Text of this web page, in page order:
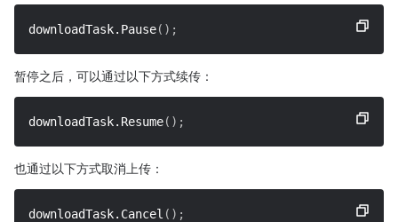
downloadTask.Pause( ) ;
暂停之后，可以通过以下方式续传：
downloadTask.Resume( ) ;
也通过以下方式取消上传：
downloadTask.Cancel ( ) ;